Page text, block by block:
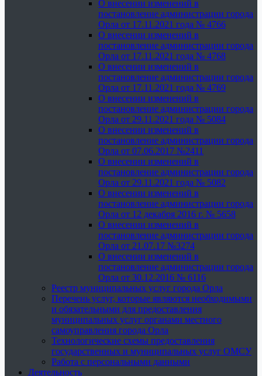
О внесении изменений в
постановление администрации города
Орла от 17.11.2021 года № 4766
О внесении изменений в
постановление администрации города
Орла от 17.11.2021 года № 4768
О внесении изменений в
постановление администрации города
Орла от 17.11.2021 года № 4769
О внесении изменений в
постановление администрации города
Орла от 29.11.2021 года № 5084
О внесении изменений в
постановление администрации города
Орла от 07.06.2017 №2411
О внесении изменений в
постановление администрации города
Орла от 29.11.2021 года № 5082
О внесении изменений в
постановление администрации города
Орла от 12 декабря 2016 г. № 5658
О внесении изменений в
постановление администрации города
Орла от 21.07.17 №3274
О внесении изменений в
постановление администрации города
Орла от 30.12.2016 № 6116
Реестр муниципальных услуг города Орла
Перечень услуг, которые являются необходимыми
и обязательными для предоставления
муниципальных услуг органами местного
самоуправления города Орла
Технологические схемы предоставления
государственных и муниципальных услуг ОМСУ
Работа с персональными данными
Деятельность